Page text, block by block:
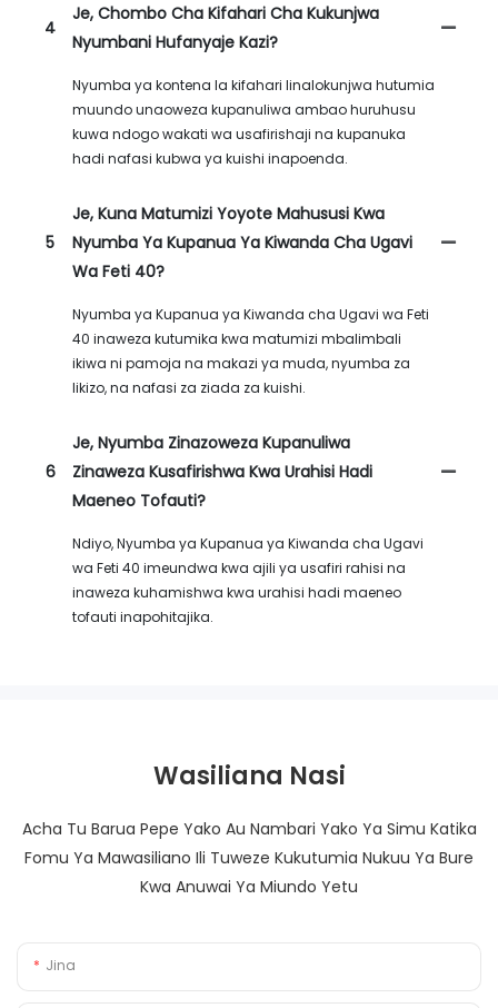
4
Je, Chombo Cha Kifahari Cha Kukunjwa
Nyumbani Hufanyaje Kazi?
Nyumba ya kontena la kifahari linalokunjwa hutumia
muundo unaoweza kupanuliwa ambao huruhusu
kuwa ndogo wakati wa usafirishaji na kupanuka
hadi nafasi kubwa ya kuishi inapoenda.
5
Je, Kuna Matumizi Yoyote Mahususi Kwa
Nyumba Ya Kupanua Ya Kiwanda Cha Ugavi
Wa Feti 40?
Nyumba ya Kupanua ya Kiwanda cha Ugavi wa Feti
40 inaweza kutumika kwa matumizi mbalimbali
ikiwa ni pamoja na makazi ya muda, nyumba za
likizo, na nafasi za ziada za kuishi.
6
Je, Nyumba Zinazoweza Kupanuliwa
Zinaweza Kusafirishwa Kwa Urahisi Hadi
Maeneo Tofauti?
Ndiyo, Nyumba ya Kupanua ya Kiwanda cha Ugavi
wa Feti 40 imeundwa kwa ajili ya usafiri rahisi na
inaweza kuhamishwa kwa urahisi hadi maeneo
tofauti inapohitajika.
Wasiliana Nasi
Acha Tu Barua Pepe Yako Au Nambari Yako Ya Simu Katika
Fomu Ya Mawasiliano Ili Tuweze Kukutumia Nukuu Ya Bure
Kwa Anuwai Ya Miundo Yetu
Jina